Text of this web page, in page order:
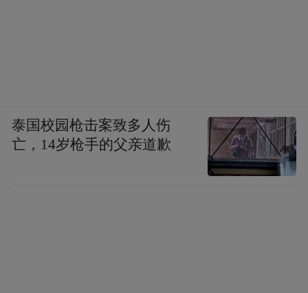
泰国校园枪击案致多人伤
亡，14岁枪手的父亲道歉